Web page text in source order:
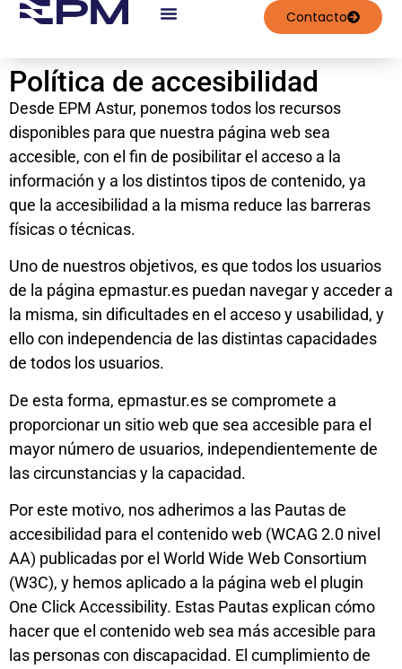
contenido Contacto
Política de accesibilidad
Desde EPM Astur, ponemos todos los recursos
disponibles para que nuestra página web sea
accesible, con el fin de posibilitar el acceso a la
información y a los distintos tipos de contenido, ya
que la accesibilidad a la misma reduce las barreras
físicas o técnicas.
Uno de nuestros objetivos, es que todos los usuarios
de la página epmastur.es puedan navegar y acceder a
la misma, sin dificultades en el acceso y usabilidad, y
ello con independencia de las distintas capacidades
de todos los usuarios.
De esta forma, epmastur.es se compromete a
proporcionar un sitio web que sea accesible para el
mayor número de usuarios, independientemente de
las circunstancias y la capacidad.
Por este motivo, nos adherimos a las Pautas de
accesibilidad para el contenido web (WCAG 2.0 nivel
AA) publicadas por el World Wide Web Consortium
(W3C), y hemos aplicado a la página web el plugin
One Click Accessibility. Estas Pautas explican cómo
hacer que el contenido web sea más accesible para
las personas con discapacidad. El cumplimiento de